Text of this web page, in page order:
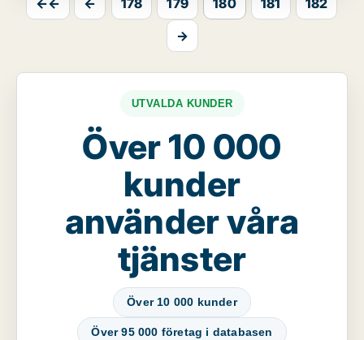
←← ← 178 179 180 181
182
→
UTVALDA KUNDER
Över 10 000
kunder
använder våra
tjänster
Över 10 000 kunder
Över 95 000 företag i databasen